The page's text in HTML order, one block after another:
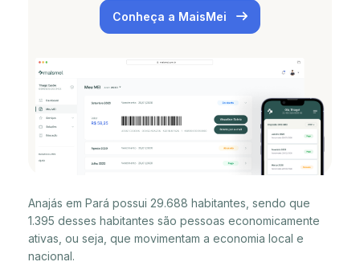
Conheça a MaisMei
Anajás em Pará possui 29.688 habitantes, sendo que
1.395 desses habitantes são pessoas economicamente
ativas, ou seja, que movimentam a economia local e
nacional.